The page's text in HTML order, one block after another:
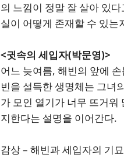
의 느낌이 정말 잘 살아 있
실이 어떻게 존재할 수 있는
<귓속의 세입자(박문영)>
어느 늦여름, 해빈의 앞에
빈을 설득한 생명체는 그녀
가 모인 열기가 너무 뜨거
지한다는 설명을 이어간다.
감상 – 해빈과 세입자의 기